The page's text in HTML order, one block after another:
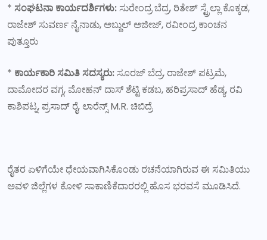
* ಸಂಘಟನಾ ಕಾರ್ಯದರ್ಶಿಗಳು: ಸುರೇಂದ್ರ ಬೆದ್ರ, ರಿತೇಶ್ ಸ್ಟ್ರೆಲ್ಲಾ ಕೊಕ್ಕಡ,
ರಾಜೇಶ್ ಸುವರ್ಣ ನೈನಾಡು, ಅಬ್ದುಲ್ ಅಜೀಜ್, ರವೀಂದ್ರ ಕಾಂಚನ
ಪುತ್ತೂರು
* ಕಾರ್ಯಕಾರಿ ಸಮಿತಿ ಸದಸ್ಯರು: ಸೂರಜ್ ಬೆದ್ರ, ರಾಜೇಶ್ ಪಟ್ರಮೆ,
ದಾಮೋದರ ವಗ್ಗ, ಮೋಹನ್ ದಾಸ್ ಶೆಟ್ಟಿ ಕಡಬ, ಹರಿಪ್ರಸಾದ್ ಹೆಡ್ಯ, ರವಿ
ಕಾಶಿಪಟ್ನ, ಪ್ರಸಾದ್ ರೈ, ಲಾರೆನ್ಸ್ M.R. ಚಿಬಿದ್ರೆ
ರೈತರ ಏಳಿಗೆಯೇ ಧೇಯವಾಗಿಸಿಕೊಂಡು ರಚನೆಯಾಗಿರುವ ಈ ಸಮಿತಿಯು
ಅವಳಿ ಜಿಲ್ಲೆಗಳ ಕೋಳಿ ಸಾಕಾಣಿಕೆದಾರರಲ್ಲಿ ಹೊಸ ಭರವಸೆ ಮೂಡಿಸಿದೆ.